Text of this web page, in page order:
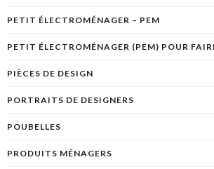
PETIT ÉLECTROMÉNAGER – PEM
PETIT ÉLECTROMÉNAGER (PEM) POUR
PIÈCES DE DESIGN
PORTRAITS DE DESIGNERS
POUBELLES
PRODUITS MÉNAGERS